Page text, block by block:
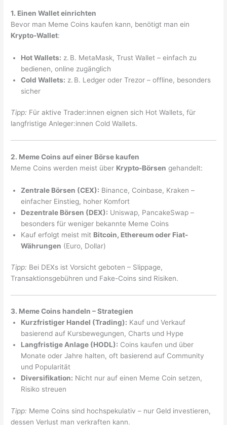
1. Einen Wallet einrichten
Bevor man Meme Coins kaufen kann, benötigt man ein
Krypto-Wallet:
Hot Wallets: z. B. MetaMask, Trust Wallet – einfach zu
bedienen, online zugänglich
Cold Wallets: z. B. Ledger oder Trezor – offline, besonders
sicher
Tipp: Für aktive Trader:innen eignen sich Hot Wallets, für
langfristige Anleger:innen Cold Wallets.
2. Meme Coins auf einer Börse kaufen
Meme Coins werden meist über Krypto-Börsen gehandelt:
Zentrale Börsen (CEX): Binance, Coinbase, Kraken –
einfacher Einstieg, hoher Komfort
Dezentrale Börsen (DEX): Uniswap, PancakeSwap –
besonders für weniger bekannte Meme Coins
Kauf erfolgt meist mit Bitcoin, Ethereum oder Fiat-
Währungen (Euro, Dollar)
Tipp: Bei DEXs ist Vorsicht geboten – Slippage,
Transaktionsgebühren und Fake-Coins sind Risiken.
3. Meme Coins handeln – Strategien
Kurzfristiger Handel (Trading): Kauf und Verkauf
basierend auf Kursbewegungen, Charts und Hype
Langfristige Anlage (HODL): Coins kaufen und über
Monate oder Jahre halten, oft basierend auf Community
und Popularität
Diversifikation: Nicht nur auf einen Meme Coin setzen,
Risiko streuen
Tipp: Meme Coins sind hochspekulativ – nur Geld investieren,
dessen Verlust man verkraften kann.